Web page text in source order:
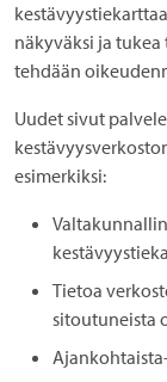
näkyväksi ja
tehdään
Uudet sivut
esimerkiksi:
Tietoa
sitoutuneista